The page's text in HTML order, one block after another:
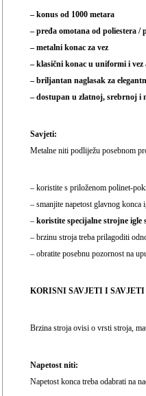
– konus od 1000 metara
– pređa omotana od poliestera /
– metalni konac za vez
– klasični konac u uniformi i vez
– briljantan naglasak za
– dostupan u zlatnoj, srebrnoj i
Savjeti:
Metalne niti podliježu posebnom
– koristite s priloženom polinet-
– smanjite napetost glavnog konca
– koristite specijalne strojne igle
– brzinu stroja treba prilagoditi
– obratite posebnu pozornost na
KORISNI SAVJETI I
Brzina stroja ovisi o vrsti stroja,
Napetost niti:
Napetost konca treba odabrati na